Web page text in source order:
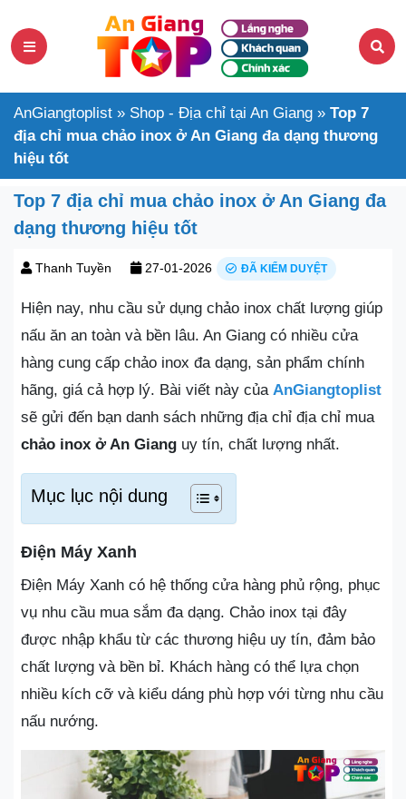
AnGiangtoplist » Shop - Địa chỉ tại An Giang » Top 7
địa chỉ mua chảo inox ở An Giang đa dạng thương
hiệu tốt
Top 7 địa chỉ mua chảo inox ở An Giang đa
dạng thương hiệu tốt
Thanh Tuyền 27-01-2026 ĐÃ KIỂM DUYỆT
Hiện nay, nhu cầu sử dụng chảo inox chất lượng giúp
nấu ăn an toàn và bền lâu. An Giang có nhiều cửa
hàng cung cấp chảo inox đa dạng, sản phẩm chính
hãng, giá cả hợp lý. Bài viết này của AnGiangtoplist
sẽ gửi đến bạn danh sách những địa chỉ địa chỉ mua
chảo inox ở An Giang uy tín, chất lượng nhất.
Mục lục nội dung
Điện Máy Xanh
Điện Máy Xanh có hệ thống cửa hàng phủ rộng, phục
vụ nhu cầu mua sắm đa dạng. Chảo inox tại đây
được nhập khẩu từ các thương hiệu uy tín, đảm bảo
chất lượng và bền bỉ. Khách hàng có thể lựa chọn
nhiều kích cỡ và kiểu dáng phù hợp với từng nhu cầu
nấu nướng.